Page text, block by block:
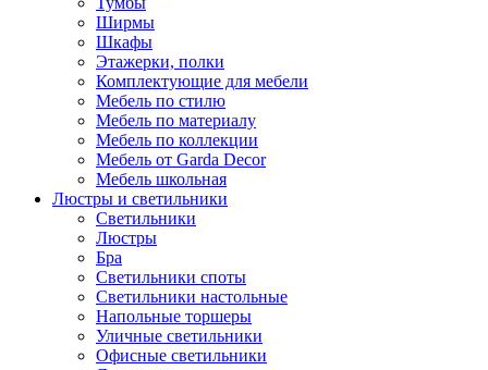
Ширмы
Шкафы
Этажерки, полки
Комплектующие для мебели
Мебель по стилю
Мебель по материалу
Мебель по коллекции
Мебель от Garda Decor
Мебель школьная
Люстры и светильники
Светильники
Люстры
Бра
Светильники споты
Светильники настольные
Напольные торшеры
Уличные светильники
Офисные светильники